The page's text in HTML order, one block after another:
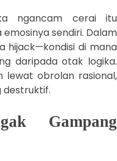
ngancam cerai itu
sendiri. Dalam
hijack—kondisi di mana
daripada otak logika.
lewat obrolan rasional,
destruktif.
Gampang